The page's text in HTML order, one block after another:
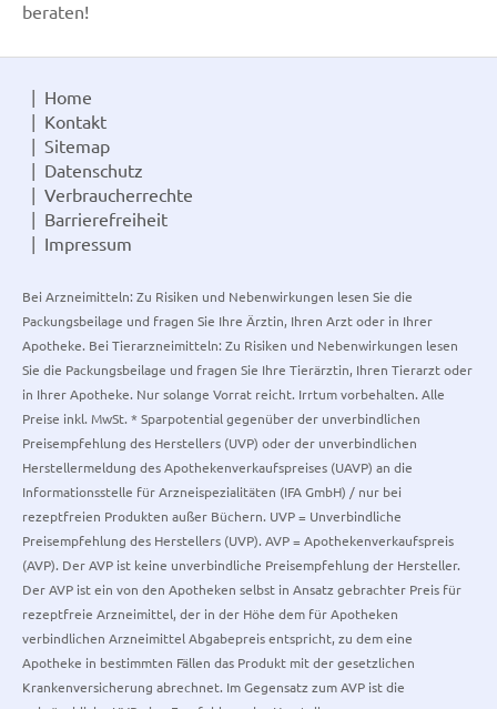
beraten!
Home
Kontakt
Sitemap
Datenschutz
Verbraucherrechte
Barrierefreiheit
Impressum
Bei Arzneimitteln: Zu Risiken und Nebenwirkungen lesen Sie die
Packungsbeilage und fragen Sie Ihre Ärztin, Ihren Arzt oder in Ihrer
Apotheke. Bei Tierarzneimitteln: Zu Risiken und Nebenwirkungen lesen
Sie die Packungsbeilage und fragen Sie Ihre Tierärztin, Ihren Tierarzt oder
in Ihrer Apotheke. Nur solange Vorrat reicht. Irrtum vorbehalten. Alle
Preise inkl. MwSt. * Sparpotential gegenüber der unverbindlichen
Preisempfehlung des Herstellers (UVP) oder der unverbindlichen
Herstellermeldung des Apothekenverkaufspreises (UAVP) an die
Informationsstelle für Arzneispezialitäten (IFA GmbH) / nur bei
rezeptfreien Produkten außer Büchern. UVP = Unverbindliche
Preisempfehlung des Herstellers (UVP). AVP = Apothekenverkaufspreis
(AVP). Der AVP ist keine unverbindliche Preisempfehlung der Hersteller.
Der AVP ist ein von den Apotheken selbst in Ansatz gebrachter Preis für
rezeptfreie Arzneimittel, der in der Höhe dem für Apotheken
verbindlichen Arzneimittel Abgabepreis entspricht, zu dem eine
Apotheke in bestimmten Fällen das Produkt mit der gesetzlichen
Krankenversicherung abrechnet. Im Gegensatz zum AVP ist die